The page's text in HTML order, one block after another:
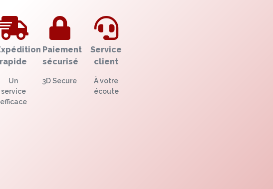
rapide
Un
service
efficace
Paiement
sécurisé
3D Secure
Service
client
À votre
écoute